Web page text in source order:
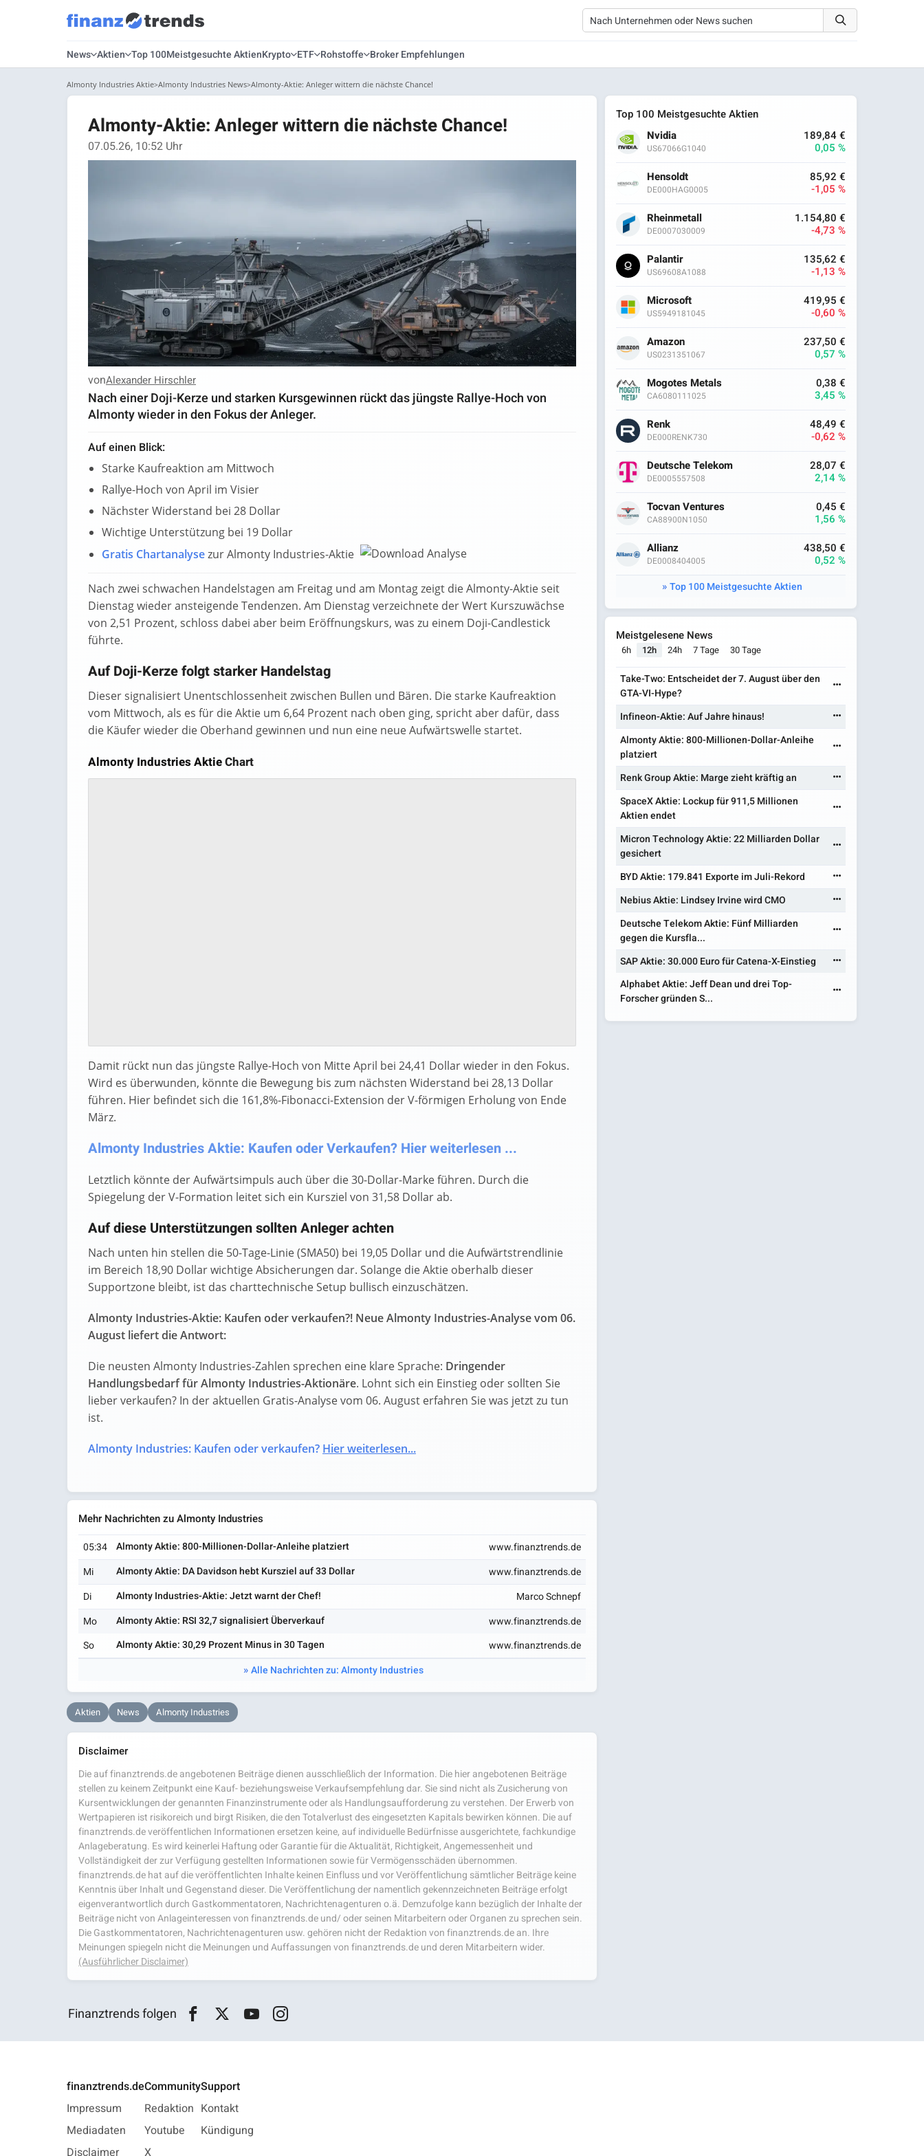
News Aktien Top 100Meistgesuchte AktienKrypto ETF Rohstoffe Broker Empfehlungen
Almonty Industries Aktie Almonty Industries News Almonty-Aktie: Anleger wittern die nächste Chance!
Almonty-Aktie: Anleger wittern die nächste Chance!
07.05.26, 10:52 Uhr
vonAlexander Hirschler
Nach einer Doji-Kerze und starken Kursgewinnen rückt das jüngste Rallye-Hoch von
Almonty wieder in den Fokus der Anleger.
Auf einen Blick:
Starke Kaufreaktion am Mittwoch
Rallye-Hoch von April im Visier
Nächster Widerstand bei 28 Dollar
Wichtige Unterstützung bei 19 Dollar
Gratis Chartanalysezur Almonty Industries-Aktie
Nach zwei schwachen Handelstagen am Freitag und am Montag zeigt die Almonty-Aktie seit
Dienstag wieder ansteigende Tendenzen. Am Dienstag verzeichnete der Wert Kurszuwächse
von 2,51 Prozent, schloss dabei aber beim Eröffnungskurs, was zu einem Doji-Candlestick
führte.
Auf Doji-Kerze folgt starker Handelstag
Dieser signalisiert Unentschlossenheit zwischen Bullen und Bären. Die starke Kaufreaktion
vom Mittwoch, als es für die Aktie um 6,64 Prozent nach oben ging, spricht aber dafür, dass
die Käufer wieder die Oberhand gewinnen und nun eine neue Aufwärtswelle startet.
Almonty Industries AktieChart
Damit rückt nun das jüngste Rallye-Hoch von Mitte April bei 24,41 Dollar wieder in den Fokus.
Wird es überwunden, könnte die Bewegung bis zum nächsten Widerstand bei 28,13 Dollar
führen. Hier befindet sich die 161,8%-Fibonacci-Extension der V-förmigen Erholung von Ende
März.
Almonty Industries Aktie: Kaufen oder Verkaufen? Hier weiterlesen ...
Letztlich könnte der Aufwärtsimpuls auch über die 30-Dollar-Marke führen. Durch die
Spiegelung der V-Formation leitet sich ein Kursziel von 31,58 Dollar ab.
Auf diese Unterstützungen sollten Anleger achten
Nach unten hin stellen die 50-Tage-Linie (SMA50) bei 19,05 Dollar und die Aufwärtstrendlinie
im Bereich 18,90 Dollar wichtige Absicherungen dar. Solange die Aktie oberhalb dieser
Supportzone bleibt, ist das charttechnische Setup bullisch einzuschätzen.
Almonty Industries-Aktie: Kaufen oder verkaufen?! Neue Almonty Industries-Analyse vom 06.
August liefert die Antwort:
Die neusten Almonty Industries-Zahlen sprechen eine klare Sprache: Dringender
Handlungsbedarf für Almonty Industries-Aktionäre. Lohnt sich ein Einstieg oder sollten Sie
lieber verkaufen? In der aktuellen Gratis-Analyse vom 06. August erfahren Sie was jetzt zu tun
ist.
Almonty Industries: Kaufen oder verkaufen? Hier weiterlesen...
Mehr Nachrichten zu Almonty Industries
05:34 Almonty Aktie: 800-Millionen-Dollar-Anleihe platziert
www.finanztrends.de
Mi
Almonty Aktie: DA Davidson hebt Kursziel auf 33 Dollar
www.finanztrends.de
Di
Almonty Industries-Aktie: Jetzt warnt der Chef!
Marco Schnepf
Mo
Almonty Aktie: RSI 32,7 signalisiert Überverkauf
www.finanztrends.de
So
Almonty Aktie: 30,29 Prozent Minus in 30 Tagen
www.finanztrends.de
Alle Nachrichten zu: Almonty Industries
Aktien News Almonty Industries
Disclaimer
Die auf finanztrends.de angebotenen Beiträge dienen ausschließlich der Information. Die hier angebotenen Beiträge
stellen zu keinem Zeitpunkt eine Kauf- beziehungsweise Verkaufsempfehlung dar. Sie sind nicht als Zusicherung von
Kursentwicklungen der genannten Finanzinstrumente oder als Handlungsaufforderung zu verstehen. Der Erwerb von
Wertpapieren ist risikoreich und birgt Risiken, die den Totalverlust des eingesetzten Kapitals bewirken können. Die auf
finanztrends.de veröffentlichen Informationen ersetzen keine, auf individuelle Bedürfnisse ausgerichtete, fachkundige
Anlageberatung. Es wird keinerlei Haftung oder Garantie für die Aktualität, Richtigkeit, Angemessenheit und
Vollständigkeit der zur Verfügung gestellten Informationen sowie für Vermögensschäden übernommen.
finanztrends.de hat auf die veröffentlichten Inhalte keinen Einfluss und vor Veröffentlichung sämtlicher Beiträge keine
Kenntnis über Inhalt und Gegenstand dieser. Die Veröffentlichung der namentlich gekennzeichneten Beiträge erfolgt
eigenverantwortlich durch Gastkommentatoren, Nachrichtenagenturen o.ä. Demzufolge kann bezüglich der Inhalte der
Beiträge nicht von Anlageinteressen von finanztrends.de und/ oder seinen Mitarbeitern oder Organen zu sprechen sein.
Die Gastkommentatoren, Nachrichtenagenturen usw. gehören nicht der Redaktion von finanztrends.de an. Ihre
Meinungen spiegeln nicht die Meinungen und Auffassungen von finanztrends.de und deren Mitarbeitern wider.
(Ausführlicher Disclaimer)
Top 100 Meistgesuchte Aktien
Nvidia
US67066G1040
189,84 €
0,05 %
Hensoldt
DE000HAG0005
85,92 €
-1,05 %
Rheinmetall
DE0007030009
1.154,80 €
-4,73 %
Palantir
US69608A1088
135,62 €
-1,13 %
Microsoft
US5949181045
419,95 €
-0,60 %
Amazon
US0231351067
237,50 €
0,57 %
Mogotes Metals
CA6080111025
0,38 €
3,45 %
Renk
DE000RENK730
48,49 €
-0,62 %
Deutsche Telekom
DE0005557508
28,07 €
2,14 %
Tocvan Ventures
CA88900N1050
0,45 €
1,56 %
Allianz
DE0008404005
438,50 €
0,52 %
Top 100 Meistgesuchte Aktien
Meistgelesene News
6h 12h 24h 7 Tage 30 Tage
Take-Two: Entscheidet der 7. August über den
GTA-VI-Hype?
Infineon-Aktie: Auf Jahre hinaus!
Almonty Aktie: 800-Millionen-Dollar-Anleihe
platziert
Renk Group Aktie: Marge zieht kräftig an
SpaceX Aktie: Lockup für 911,5 Millionen
Aktien endet
Micron Technology Aktie: 22 Milliarden Dollar
gesichert
BYD Aktie: 179.841 Exporte im Juli-Rekord
Nebius Aktie: Lindsey Irvine wird CMO
Deutsche Telekom Aktie: Fünf Milliarden
gegen die Kursfla...
SAP Aktie: 30.000 Euro für Catena-X-Einstieg
Alphabet Aktie: Jeff Dean und drei Top-
Forscher gründen S...
Finanztrends folgen
finanztrends.de
Impressum
Mediadaten
Disclaimer
Community
Redaktion
Youtube
X
Support
Kontakt
Kündigung